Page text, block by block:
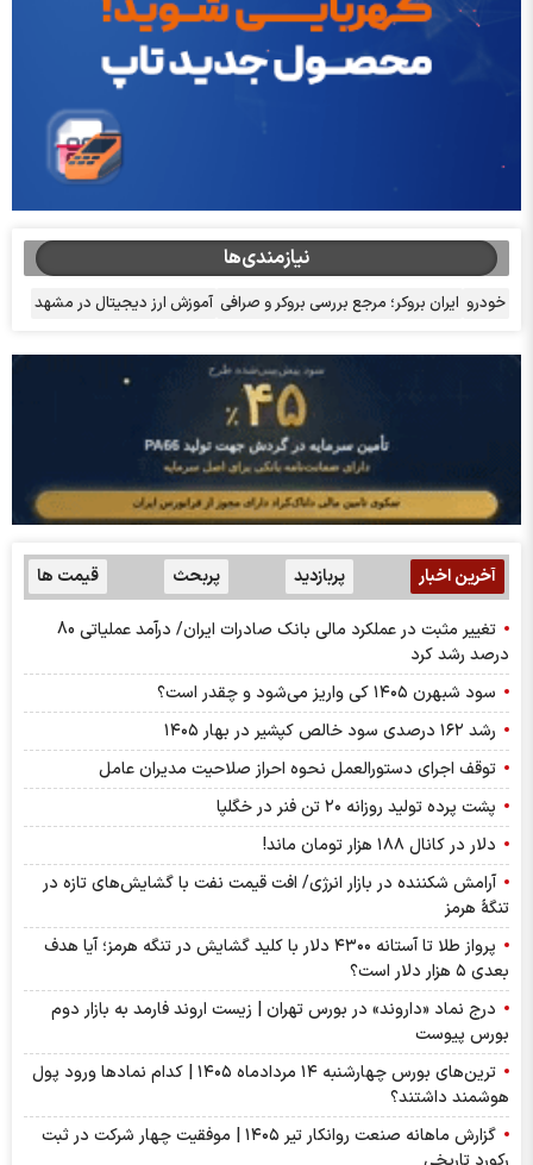
نیازمندی‌ها
خودرو ایران بروکر؛ مرجع بررسی بروکر و صرافی آموزش ارز دیجیتال در مشهد
آخرین اخبار پربازدید پربحث قیمت ها
تغییر مثبت در عملکرد مالی بانک صادرات ایران/ درآمد عملیاتی 80
درصد رشد کرد
سود شبهرن ۱۴۰۵ کی واریز می‌شود و چقدر است؟
رشد ۱۶۲ درصدی سود خالص کپشیر در بهار ۱۴۰۵
توقف اجرای دستورالعمل نحوه احراز صلاحیت مدیران عامل
پشت پرده تولید روزانه ۲۰ تن فنر در خگلپا
دلار در کانال ۱۸۸ هزار تومان ماند!
آرامش شکننده در بازار انرژی/ افت قیمت نفت با گشایش‌های تازه در
تنگۀ هرمز
پرواز طلا تا آستانه ۴۳۰۰ دلار با کلید گشایش در تنگه هرمز؛ آیا هدف
بعدی ۵ هزار دلار است؟
درج نماد «داروند» در بورس تهران | زیست اروند فارمد به بازار دوم
بورس پیوست
ترین‌های بورس چهارشنبه ۱۴ مردادماه ۱۴۰۵ | کدام نماد‌ها ورود پول
هوشمند داشتند؟
گزارش ماهانه صنعت روانکار تیر ۱۴۰۵ | موفقیت چهار شرکت در ثبت